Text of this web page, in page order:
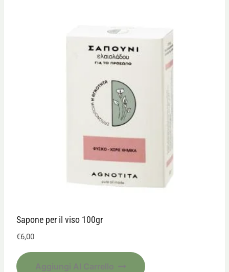
Sapone per il viso 100gr
€6,00
Aggiungi Al Carrello